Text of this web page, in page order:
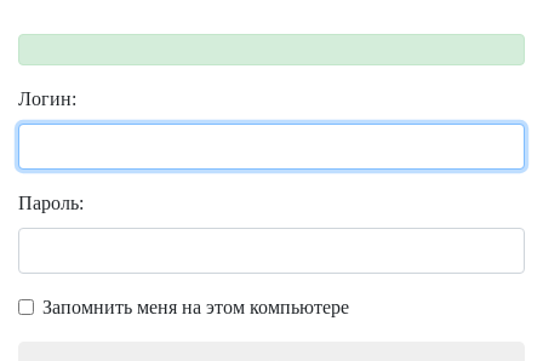
Логин:
Пароль:
Запомнить меня на этом компьютере